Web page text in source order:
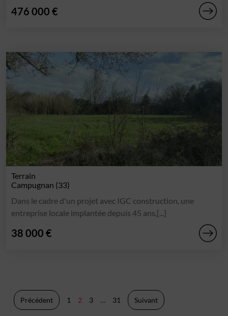
476 000 €
Terrain
Campugnan (33)
Dans le cadre d'un projet avec IGC construction, une
entreprise locale implantée depuis 45 ans,[...]
38 000 €
Pagination
des
Précédent 1 2 3 … 31 Suivant